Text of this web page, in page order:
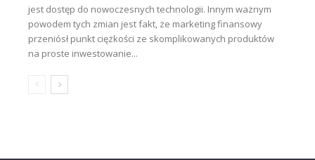
jest dostęp do nowoczesnych technologii. Innym ważnym
powodem tych zmian jest fakt, że marketing finansowy
przeniósł punkt ciężkości ze skomplikowanych produktów
na proste inwestowanie...